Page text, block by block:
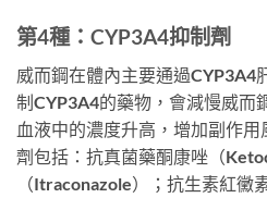
第4種：CYP3A4抑制劑
威而鋼在體內主要通過CYP3A4
制CYP3A4的藥物，會減慢威而
血液中的濃度升高，增加副作
劑包括：抗真菌藥酮康唑（
（Itraconazole）；抗生素紅